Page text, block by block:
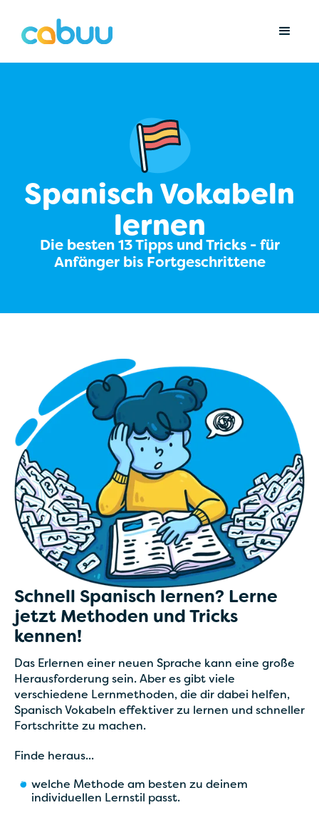
Spanisch Vokabeln
lernen
Die besten 13 Tipps und Tricks - für
Anfänger bis Fortgeschrittene
Schnell Spanisch lernen? Lerne
jetzt Methoden und Tricks
kennen!
Das Erlernen einer neuen Sprache kann eine große
Herausforderung sein. Aber es gibt viele
verschiedene Lernmethoden, die dir dabei helfen,
Spanisch Vokabeln effektiver zu lernen und schneller
Fortschritte zu machen.
Finde heraus...
welche Methode am besten zu deinem
individuellen Lernstil passt.